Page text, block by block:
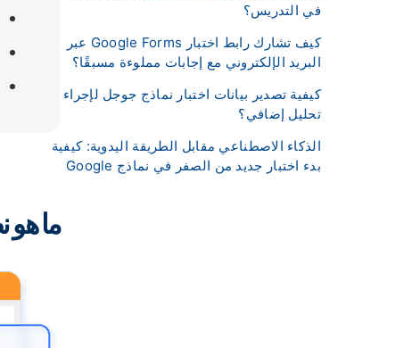
ما هو
في التدريس؟
كيف تشارك رابط اختبار Google Forms عبر
البريد الإلكتروني مع إجابات مملوءة مسبقًا؟
كيفية تصدير بيانات اختبار نماذج جوجل لإجراء
تحليل إضافي؟
الذكاء الاصطناعي مقابل الطريقة اليدوية: كيفية
بدء اختبار جديد من الصفر في نماذج Google